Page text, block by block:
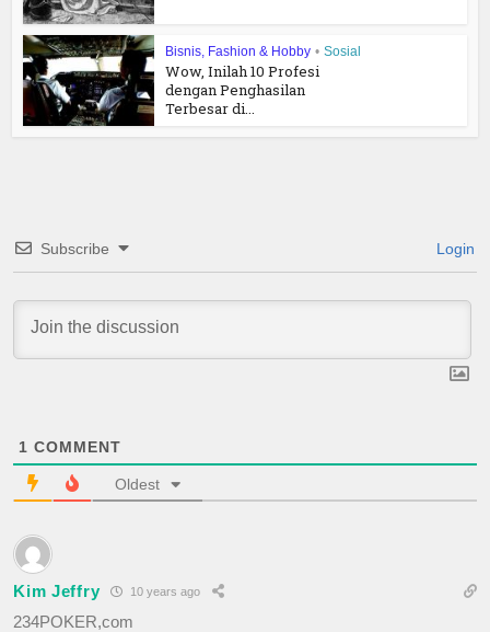
Bisnis, Fashion & Hobby • Sosial
Wow, Inilah 10 Profesi
dengan Penghasilan
Terbesar di...
Subscribe Login
1 COMMENT
Oldest
Kim Jeffry 10 years ago
234POKER,com